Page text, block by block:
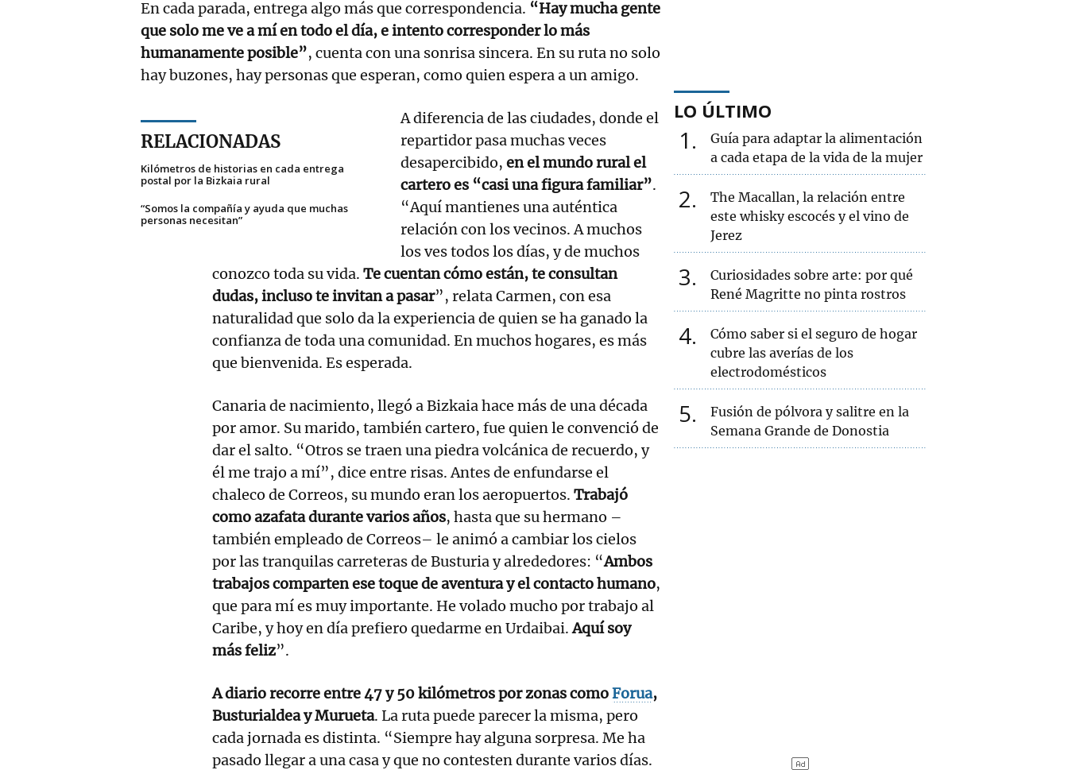
En cada parada, entrega algo más que correspondencia. “Hay mucha gente
que solo me ve a mí en todo el día, e intento corresponder lo más
humanamente posible”, cuenta con una sonrisa sincera. En su ruta no solo
hay buzones, hay personas que esperan, como quien espera a un amigo.
RELACIONADAS
Kilómetros de historias en cada entrega
postal por la Bizkaia rural
“Somos la compañía y ayuda que muchas
personas necesitan”
A diferencia de las ciudades, donde el
repartidor pasa muchas veces
desapercibido, en el mundo rural el
cartero es “casi una figura familiar”.
“Aquí mantienes una auténtica
relación con los vecinos. A muchos
los ves todos los días, y de muchos
conozco toda su vida. Te cuentan cómo están, te consultan
dudas, incluso te invitan a pasar”, relata Carmen, con esa
naturalidad que solo da la experiencia de quien se ha ganado la
confianza de toda una comunidad. En muchos hogares, es más
que bienvenida. Es esperada.
Canaria de nacimiento, llegó a Bizkaia hace más de una década
por amor. Su marido, también cartero, fue quien le convenció de
dar el salto. “Otros se traen una piedra volcánica de recuerdo, y
él me trajo a mí”, dice entre risas. Antes de enfundarse el
chaleco de Correos, su mundo eran los aeropuertos. Trabajó
como azafata durante varios años, hasta que su hermano –
también empleado de Correos– le animó a cambiar los cielos
por las tranquilas carreteras de Busturia y alrededores: “Ambos
trabajos comparten ese toque de aventura y el contacto humano,
que para mí es muy importante. He volado mucho por trabajo al
Caribe, y hoy en día prefiero quedarme en Urdaibai.Aquí soy
más feliz”.
A diario recorre entre 47 y 50 kilómetros por zonas comoForua,
Busturialdea y Murueta. La ruta puede parecer la misma, pero
cada jornada es distinta. “Siempre hay alguna sorpresa. Me ha
pasado llegar a una casa y que no contesten durante varios días.
LO ÚLTIMO
1
Guía para adaptar la alimentación
a cada etapa de la vida de la mujer
2
The Macallan, la relación entre
este whisky escocés y el vino de
Jerez
3
Curiosidades sobre arte: por qué
René Magritte no pinta rostros
4
Cómo saber si el seguro de hogar
cubre las averías de los
electrodomésticos
5
Fusión de pólvora y salitre en la
Semana Grande de Donostia